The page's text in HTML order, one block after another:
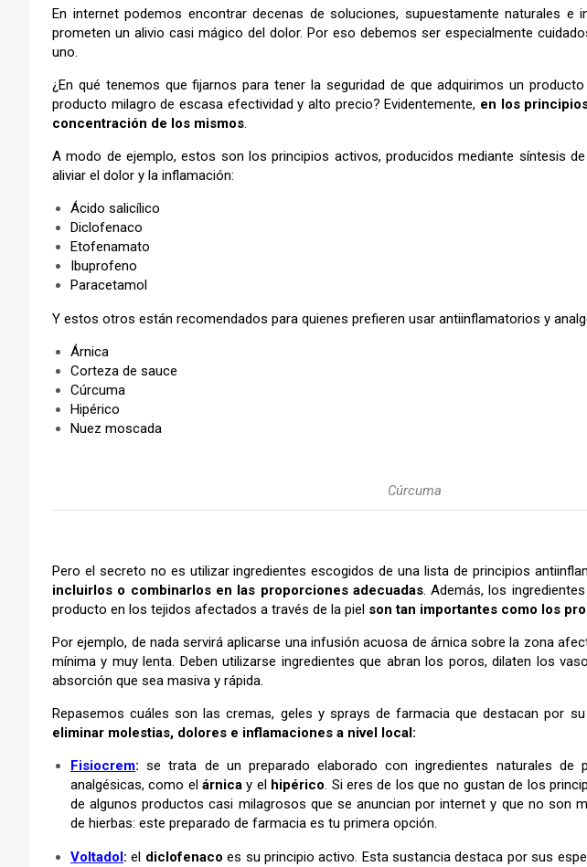
En internet podemos encontrar decenas de soluciones, supuestamente naturales e
prometen un alivio casi mágico del dolor. Por eso debemos ser especialmente
uno.
¿En qué tenemos que fijarnos para tener la seguridad de que adquirimos un
producto milagro de escasa efectividad y alto precio? Evidentemente, en los
concentración de los mismos.
A modo de ejemplo, estos son los principios activos, producidos mediante síntesis
aliviar el dolor y la inflamación:
Ácido salicílico
Diclofenaco
Etofenamato
Ibuprofeno
Paracetamol
Y estos otros están recomendados para quienes prefieren usar antiinflamatorios y
Árnica
Corteza de sauce
Cúrcuma
Hipérico
Nuez moscada
Cúrcuma
Pero el secreto no es utilizar ingredientes escogidos de una lista de principios
incluirlos o combinarlos en las proporciones adecuadas. Además, los
producto en los tejidos afectados a través de la piel son tan importantes como los
Por ejemplo, de nada servirá aplicarse una infusión acuosa de árnica sobre la zona
mínima y muy lenta. Deben utilizarse ingredientes que abran los poros, dilaten los
absorción que sea masiva y rápida.
Repasemos cuáles son las cremas, geles y sprays de farmacia que destacan por su
eliminar molestias, dolores e inflamaciones a nivel local:
Fisiocrem: se trata de un preparado elaborado con ingredientes naturales de
analgésicas, como elárnica y el hipérico. Si eres de los que no gustan de los
de algunos productos casi milagrosos que se anuncian por internet y que no son
de hierbas: este preparado de farmacia es tu primera opción.
Voltadol: el diclofenaco es su principio activo. Esta sustancia destaca por sus